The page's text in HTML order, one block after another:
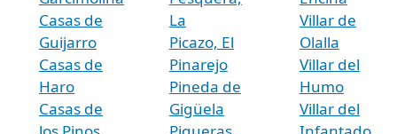
Casas de
Guijarro
Casas de
Haro
Casas de
La
Picazo, El
Pinarejo
Pineda de
Gigüela
Villar de
Olalla
Villar del
Humo
Villar del